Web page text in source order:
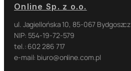
Online Sp. z o.o.
ul. Jagiellońska 10, 85-067 Bydgoszcz
NIP: 554-19-72-579
tel.: 602 286 717
e-mail: biuro@online.com.pl